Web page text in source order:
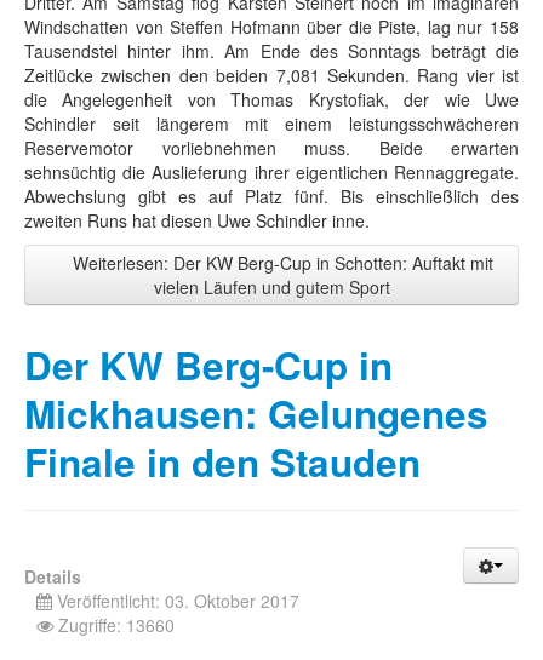
Windschatten von Steffen Hofmann über die Piste, lag nur 158
Tausendstel hinter ihm. Am Ende des Sonntags beträgt die
Zeitlücke zwischen den beiden 7,081 Sekunden. Rang vier ist
die Angelegenheit von Thomas Krystofiak, der wie Uwe
Schindler seit längerem mit einem leistungsschwächeren
Reservemotor vorliebnehmen muss. Beide erwarten
sehnsüchtig die Auslieferung ihrer eigentlichen Rennaggregate.
Abwechslung gibt es auf Platz fünf. Bis einschließlich des
zweiten Runs hat diesen Uwe Schindler inne.
Weiterlesen: Der KW Berg-Cup in Schotten: Auftakt mit
vielen Läufen und gutem Sport
Der KW Berg-Cup in
Mickhausen: Gelungenes
Finale in den Stauden
Details
Veröffentlicht: 03. Oktober 2017
Zugriffe: 13660